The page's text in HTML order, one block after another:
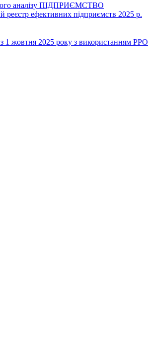
аналізу ПІДПРИЄМСТВО
ефективних підприємств 2025 р.
з 1 жовтня 2025 року з використанням РРО